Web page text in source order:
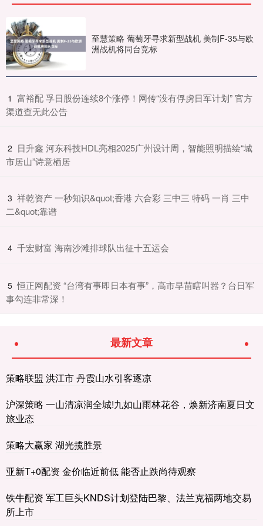
至慧策略 葡萄牙寻求新型战机 美制F-35与欧
洲战机将同台竞标
1 ​富裕配 孚日股份连续8个涨停！网传“没有俘虏日军计划” 官方
渠道查无此公告
2 ​日升鑫 河东科技HDL亮相2025广州设计周，智能照明描绘“城
市居山”诗意栖居
3 ​祥乾资产 一秒知识&quot;香港 六合彩 三中三 特码 一肖 三中
二&quot;靠谱
4 ​千宏财富 海南沙滩排球队出征十五运会
5 ​恒正网配资 “台湾有事即日本有事”，高市早苗瞎叫嚣？台日军
事勾连非常深！
最新文章
策略联盟 洪江市 丹霞山水引客逐凉
沪深策略 一山清凉润全城!九如山雨林花谷，焕新济南夏日文
旅业态
策略大赢家 湖光揽胜景
亚新T+0配资 金价临近前低 能否止跌尚待观察
铁牛配资 军工巨头KNDS计划登陆巴黎、法兰克福两地交易
所上市